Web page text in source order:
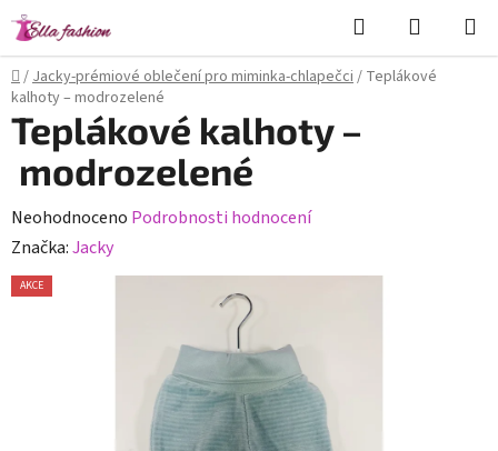
Přejít
na
obsah
Hledat
KOŠÍK
Domů
/Jacky-prémiové oblečení pro miminka-chlapečci/ Teplákové
kalhoty – modrozelené
Teplákové kalhoty –
modrozelené
Průměrné
hodnocení
produktu
Neohodnoceno Podrobnosti hodnocení
Značka:Jacky
AKCE